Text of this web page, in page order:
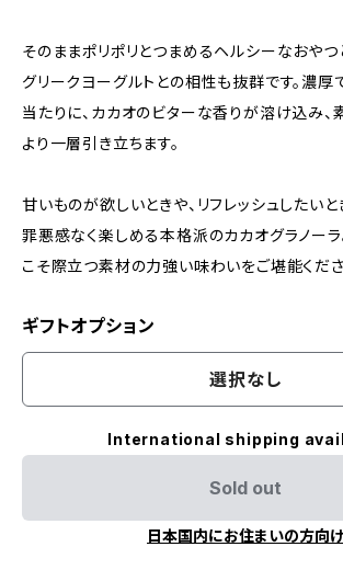
そのままポリポリとつまめるヘルシーなおやつ
グリークヨーグルトとの相性も抜群です。濃厚
当たりに、カカオのビターな香りが溶け込み、
より一層引き立ちます。
甘いものが欲しいときや、リフレッシュしたいと
罪悪感なく楽しめる本格派のカカオグラノーラ
こそ際立つ素材の力強い味わいをご堪能くださ
ギフトオプション
選択なし
International shipping
Sold out
日本国内にお住まいの方向け